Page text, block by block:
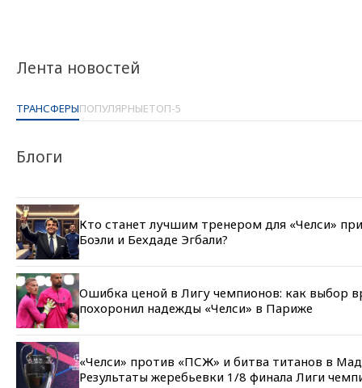
Лента новостей
ТРАНСФЕРЫПОПУЛЯРНЫЕТОП-5
Блоги
Кто станет лучшим тренером для «Челси»
Боэли и Бехдаде Эгбали?
Ошибка ценой в Лигу чемпионов: как выбор
похоронил надежды «Челси» в Париже
«Челси» против «ПСЖ» и битва титанов в
Результаты жеребьевки 1/8 финала Лиги